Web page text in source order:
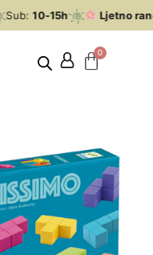
Sub:10-15h Ljetno